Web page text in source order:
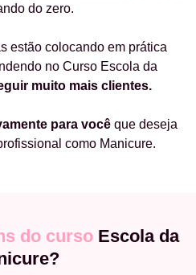
do zero.
estão colocando em prática
no Curso Escola da
muito mais clientes.
para vocêque deseja
como Manicure.
do curso Escola da